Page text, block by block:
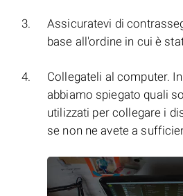
Assicuratevi di
base all'ordine in cui è
Collegateli al computer.
abbiamo spiegato quali
utilizzati per collegare i
se non ne avete a